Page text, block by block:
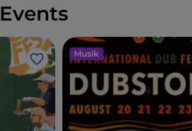
Events
Like
Musik